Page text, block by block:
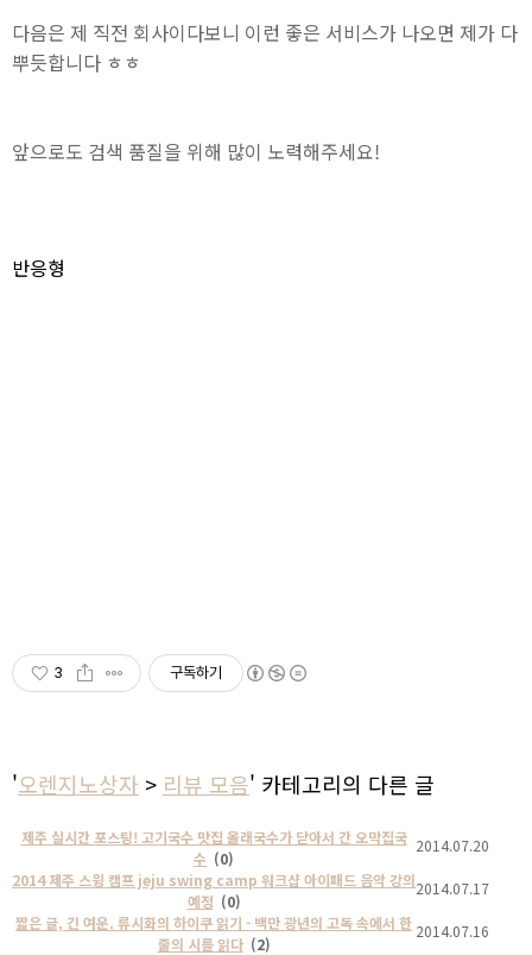
다음은 제 직전 회사이다보니 이런 좋은 서비스가 나오면 제가 다
뿌듯합니다 ㅎㅎ
앞으로도 검색 품질을 위해 많이 노력해주세요!
반응형
3 구독하기
'오렌지노상자 > 리뷰 모음' 카테고리의 다른 글
제주 실시간 포스팅! 고기국수 맛집 올래국수가 닫아서 간 오막집국
수 (0)
2014.07.20
2014 제주 스윙 캠프 jeju swing camp 워크샵 아이패드 음악 강의
예정 (0)
2014.07.17
짧은 글, 긴 여운. 류시화의 하이쿠 읽기 - 백만 광년의 고독 속에서 한
줄의 시를 읽다 (2)
2014.07.16